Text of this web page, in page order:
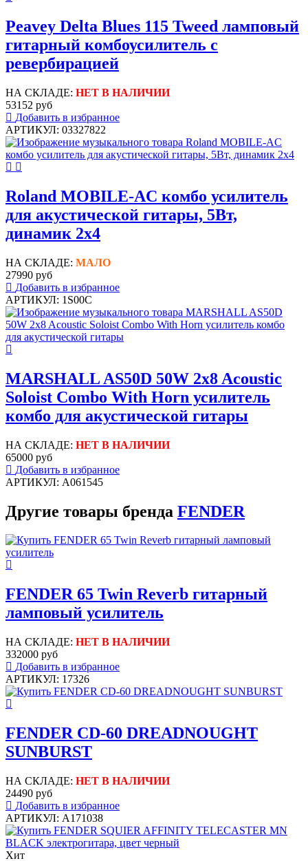
Peavey Delta Blues 115 Tweed ламповый
гитарный комбоусилитель с
ревербирацией
НА СКЛАДЕ: НЕТ В НАЛИЧИИ
53152 руб
Добавить в избранное
АРТИКУЛ: 03327822
Roland MOBILE-AC комбо усилитель
для акустической гитары, 5Вт,
динамик 2х4
НА СКЛАДЕ: МАЛО
27990 руб
Добавить в избранное
АРТИКУЛ: 1S00C
MARSHALL AS50D 50W 2x8 Acoustic
Soloist Combo With Horn усилитель
комбо для акустической гитары
НА СКЛАДЕ: НЕТ В НАЛИЧИИ
65000 руб
Добавить в избранное
АРТИКУЛ: A061545
Другие товары бренда FENDER
FENDER 65 Twin Reverb гитарный
ламповый усилитель
НА СКЛАДЕ: НЕТ В НАЛИЧИИ
332000 руб
Добавить в избранное
АРТИКУЛ: 17326
FENDER CD-60 DREADNOUGHT
SUNBURST
НА СКЛАДЕ: НЕТ В НАЛИЧИИ
24490 руб
Добавить в избранное
АРТИКУЛ: A171038
Хит